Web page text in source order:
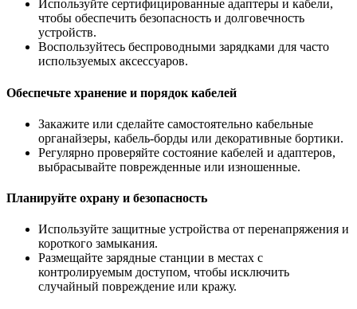
Используйте сертифицированные адаптеры и кабели,
чтобы обеспечить безопасность и долговечность
устройств.
Воспользуйтесь беспроводными зарядками для часто
используемых аксессуаров.
Обеспечьте хранение и порядок кабелей
Закажите или сделайте самостоятельно кабельные
органайзеры, кабель-борды или декоративные бортики.
Регулярно проверяйте состояние кабелей и адаптеров,
выбрасывайте поврежденные или изношенные.
Планируйте охрану и безопасность
Используйте защитные устройства от перенапряжения и
короткого замыкания.
Размещайте зарядные станции в местах с
контролируемым доступом, чтобы исключить
случайный повреждение или кражу.